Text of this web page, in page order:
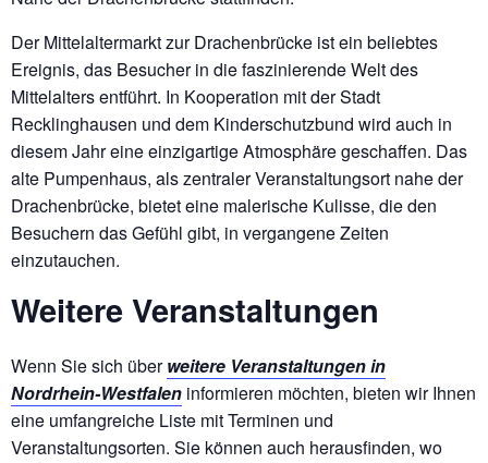
Der Mittelaltermarkt zur Drachenbrücke ist ein beliebtes
Ereignis, das Besucher in die faszinierende Welt des
Mittelalters entführt. In Kooperation mit der Stadt
Recklinghausen und dem Kinderschutzbund wird auch in
diesem Jahr eine einzigartige Atmosphäre geschaffen. Das
alte Pumpenhaus, als zentraler Veranstaltungsort nahe der
Drachenbrücke, bietet eine malerische Kulisse, die den
Besuchern das Gefühl gibt, in vergangene Zeiten
einzutauchen.
Weitere Veranstaltungen
Wenn Sie sich überweitere Veranstaltungen in
Nordrhein-Westfalen informieren möchten, bieten wir Ihnen
eine umfangreiche Liste mit Terminen und
Veranstaltungsorten. Sie können auch herausfinden, wo